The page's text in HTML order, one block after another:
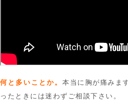
何と多いことか。 本当に胸が痛みま
ったときには迷わずご相談下さい。